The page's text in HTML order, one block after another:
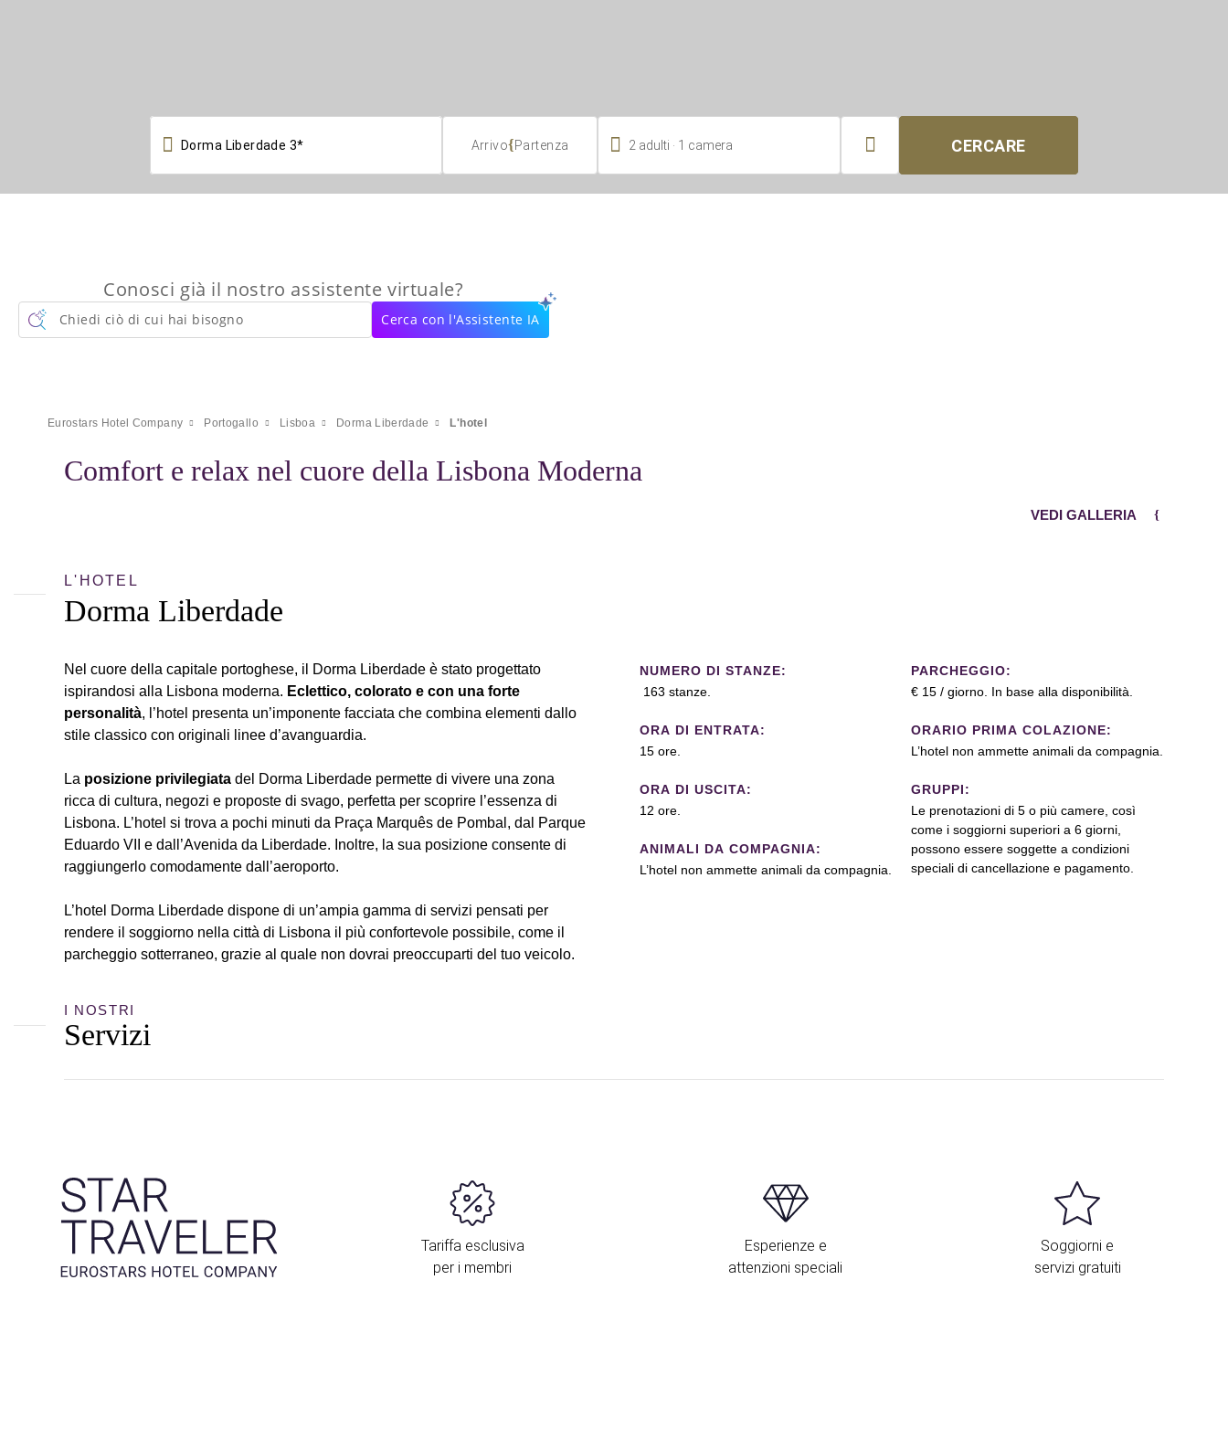
 Arrivo{Partenza  2 adulti 1 camera  CERCARE
Conosci già il nostro assistente virtuale?
Chiedi ciò di cui hai bisogno Cerca con l'Assistente IA
Eurostars Hotel Company Portogallo Lisboa Dorma Liberdade L'hotel
Comfort e relax nel cuore della Lisbona Moderna
VEDI GALLERIA
L'HOTEL
Dorma Liberdade
Nel cuore della capitale portoghese, il Dorma Liberdade è stato progettato
ispirandosi alla Lisbona moderna. Eclettico, colorato e con una forte
personalità, l’hotel presenta un’imponente facciata che combina elementi dallo
stile classico con originali linee d’avanguardia.
La posizione privilegiata del Dorma Liberdade permette di vivere una zona
ricca di cultura, negozi e proposte di svago, perfetta per scoprire l’essenza di
Lisbona. L’hotel si trova a pochi minuti da Praça Marquês de Pombal, dal Parque
Eduardo VII e dall’Avenida da Liberdade. Inoltre, la sua posizione consente di
raggiungerlo comodamente dall’aeroporto.
L’hotel Dorma Liberdade dispone di un’ampia gamma di servizi pensati per
rendere il soggiorno nella città di Lisbona il più confortevole possibile, come il
parcheggio sotterraneo, grazie al quale non dovrai preoccuparti del tuo veicolo.
NUMERO DI STANZE:
163 stanze.
ORA DI ENTRATA:
15 ore.
ORA DI USCITA:
12 ore.
ANIMALI DA COMPAGNIA:
L’hotel non ammette animali da compagnia.
PARCHEGGIO:
€ 15 / giorno. In base alla disponibilità.
ORARIO PRIMA COLAZIONE:
L’hotel non ammette animali da compagnia.
GRUPPI:
Le prenotazioni di 5 o più camere, così
come i soggiorni superiori a 6 giorni,
possono essere soggette a condizioni
speciali di cancellazione e pagamento.
I NOSTRI
Servizi
Tariffa esclusiva
per i membri
Esperienze e
attenzioni speciali
Soggiorni e
servizi gratuiti